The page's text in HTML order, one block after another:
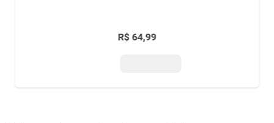
R$ 64,99